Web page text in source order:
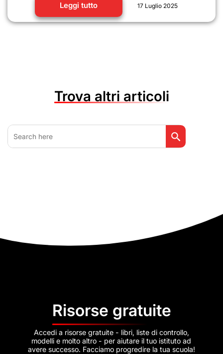
Leggi tutto 17 Luglio 2025
Trova altri articoli
Search
for:
Search Button
Risorse gratuite
Accedi a risorse gratuite - libri, liste di controllo,
modelli e molto altro - per aiutare il tuo istituto ad
avere successo. Facciamo progredire la tua scuola!